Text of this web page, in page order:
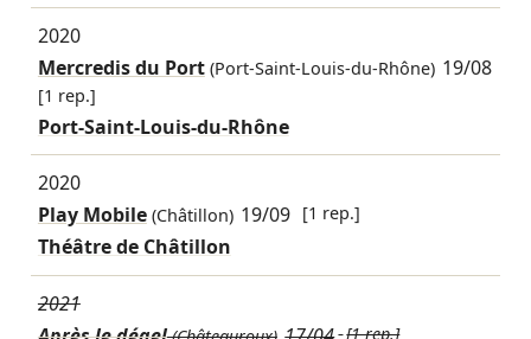
2020
Mercredis du Port(Port-Saint-Louis-du-Rhône) 19/08
[1 rep.]
Port-Saint-Louis-du-Rhône
2020
Play Mobile(Châtillon) 19/09 [1 rep.]
Théâtre de Châtillon
2021
[1 rep.]